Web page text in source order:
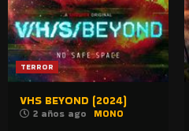
TERROR
VHS BEYOND (2024)
2 años ago MONO